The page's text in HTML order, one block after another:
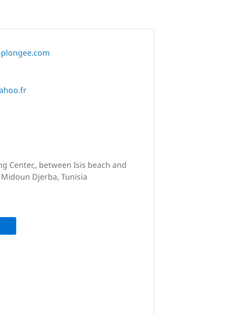
Center,, between Isis beach and
Midoun Djerba, Tunisia